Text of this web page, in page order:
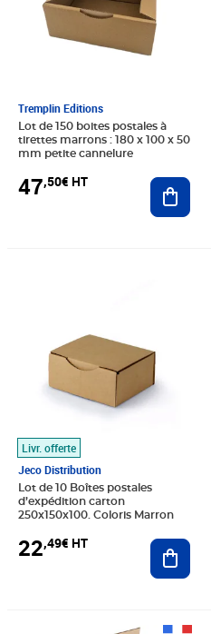
Tremplin Editions
Lot de 150 boites postales à
tirettes marrons : 180 x 100 x 50
mm petite cannelure
47,50€ HT
Livr. offerte
Jeco Distribution
Lot de 10 Boîtes postales
d’expédition carton
250x150x100. Coloris Marron
22,49€ HT